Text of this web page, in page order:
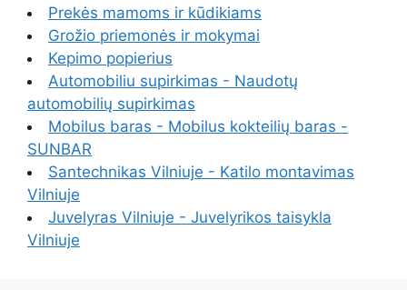
Prekės mamoms ir kūdikiams
Grožio priemonės ir mokymai
Kepimo popierius
Automobiliu supirkimas - Naudotų
automobilių supirkimas
Mobilus baras - Mobilus kokteilių baras -
SUNBAR
Santechnikas Vilniuje - Katilo montavimas
Vilniuje
Juvelyras Vilniuje - Juvelyrikos taisykla
Vilniuje